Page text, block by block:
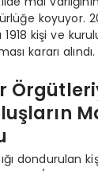
koyuyor.
kişi ve
kararı alındı.
dondurulan